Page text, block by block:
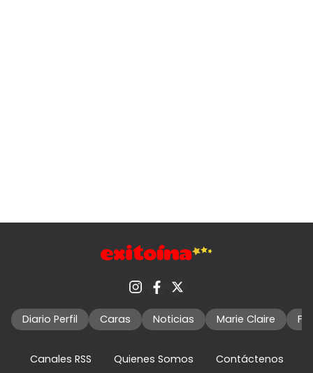
Diario Perfil Caras Noticias Marie Claire
Canales RSS Quienes Somos Contáctenos